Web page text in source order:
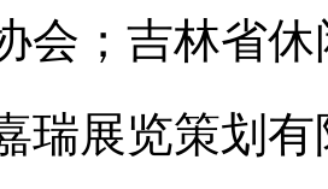
会；吉林省
瑞展览策划